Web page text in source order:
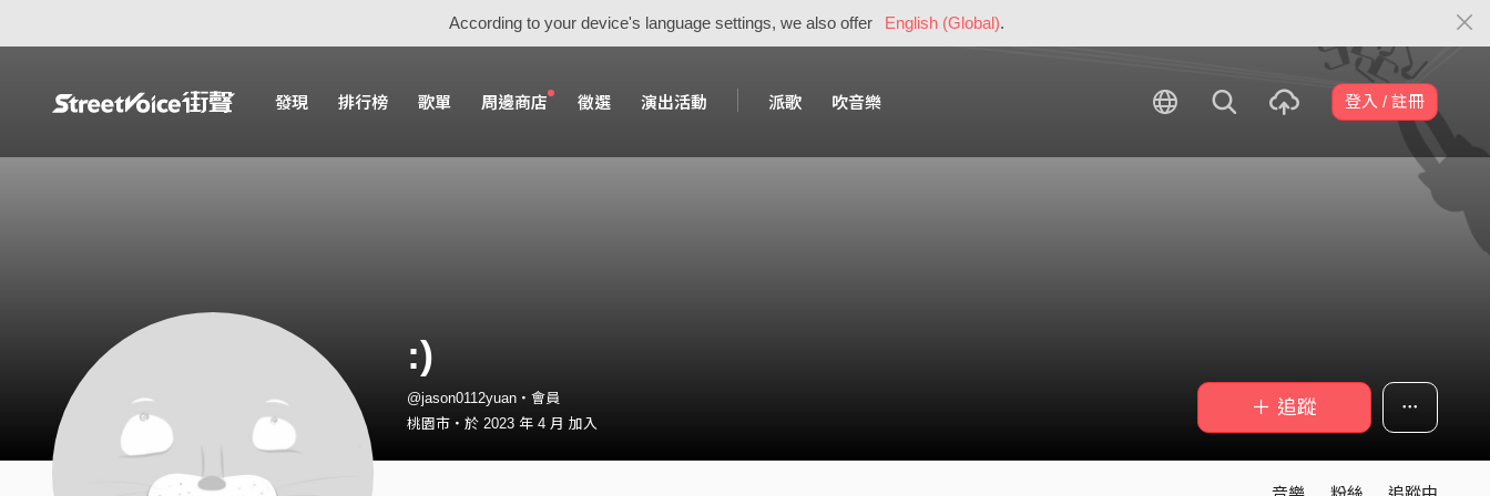
According to your device's language settings, we also offer English (Global).
發現 排行榜 歌單 周邊商店 徵選 演出活動 派歌 吹音樂 登入 / 註冊
:)
@jason0112yuan・會員
桃園市・於 2023 年 4 月 加入
＋ 追蹤